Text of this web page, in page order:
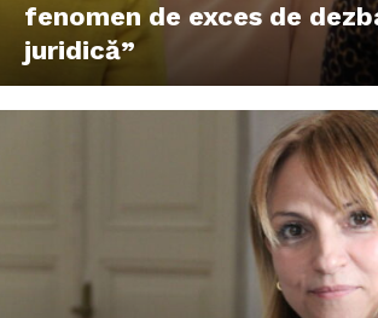
fenomen de exces de
juridică”